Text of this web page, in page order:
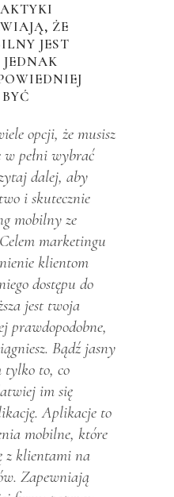
ŻE
JEST
opcji, że musisz
w pełni wybrać
dalej, aby
i skutecznie
mobilny ze
marketingu
klientom
dostępu do
jest twoja
prawdopodobne,
Bądź jasny
tylko to, co
im się
Aplikacje to
mobilne, które
z klientami na
Zapewniają